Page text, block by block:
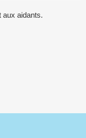
aux aidants.